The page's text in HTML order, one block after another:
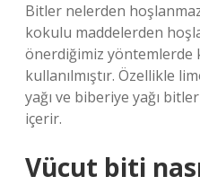
Bitler nelerden
kokulu maddelerden
önerdiğimiz yöntemlerde
kullanılmıştır. Özellikle
yağı ve biberiye yağı
içerir.
Vücut biti